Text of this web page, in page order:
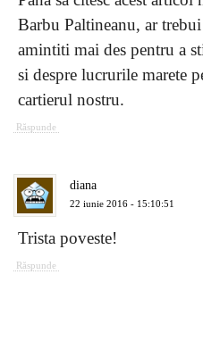
Barbu Paltineanu, ar
amintiti mai des pentru a
si despre lucrurile marete
cartierul nostru.
Răspunde
diana
22 iunie 2016 - 15:10:51
Trista poveste!
Răspunde